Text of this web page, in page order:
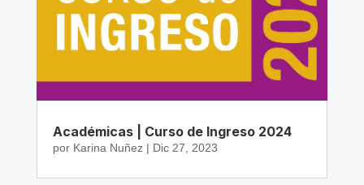
Académicas | Curso de Ingreso 2024
por Karina Nuñez| Dic 27, 2023